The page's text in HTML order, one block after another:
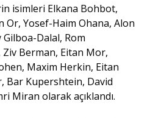
isimleri Elkana Bohbot,
Yosef-Haim Ohana, Alon
Gilboa-Dalal, Rom
Berman, Eitan Mor,
Maxim Herkin, Eitan
Bar Kupershtein, David
Miran olarak açıklandı.